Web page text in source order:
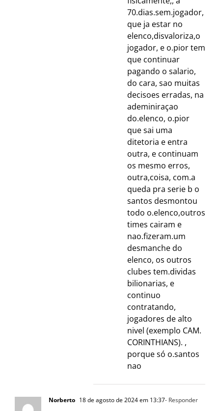
70.dias.sem.jogador,
que ja estar no
elenco,disvaloriza,o
jogador, e o.pior tem
que continuar
pagando o salario,
do cara, sao muitas
decisoes erradas, na
ademiniraçao
do.elenco, o.pior
que sai uma
ditetoria e entra
outra, e continuam
os mesmo erros,
outra,coisa, com.a
queda pra serie b o
santos desmontou
todo o.elenco,outros
times cairam e
nao.fizeram.um
desmanche do
elenco, os outros
clubes tem.dividas
bilionarias, e
continuo
contratando,
jogadores de alto
nivel (exemplo CAM.
CORINTHIANS). ,
porque só o.santos
nao
Norberto 18 de agosto de 2024 em 13:37- Responder